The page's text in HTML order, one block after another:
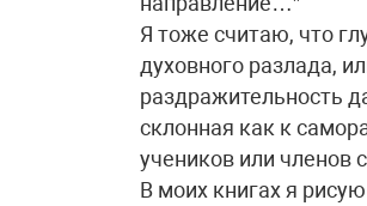
Я тоже считаю, что
духовного разлада,
раздражительность
склонная как к
учеников или членов
В моих книгах я